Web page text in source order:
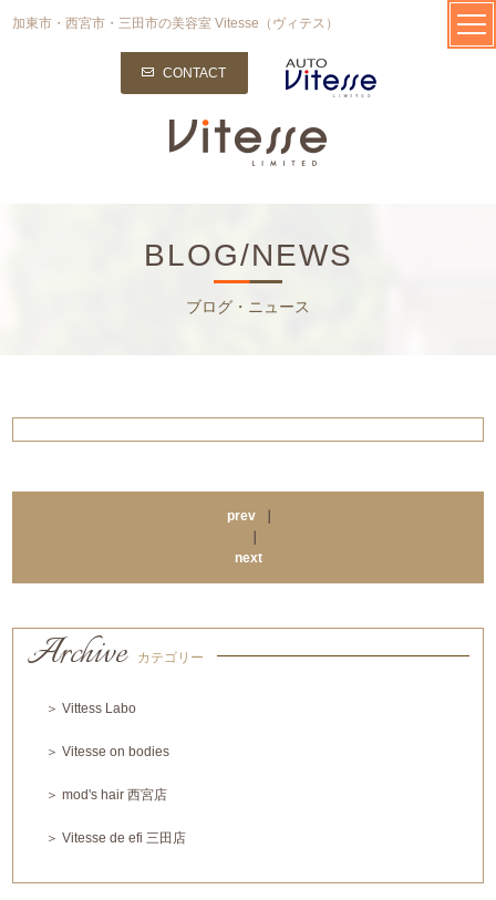
加東市・西宮市・三田市の美容室 Vitesse（ヴィテス）
CONTACT
BLOG/NEWS
ブログ・ニュース
prev
next
Archive カテゴリー
＞ Vittess Labo
＞ Vitesse on bodies
＞ mod's hair 西宮店
＞ Vitesse de efi 三田店